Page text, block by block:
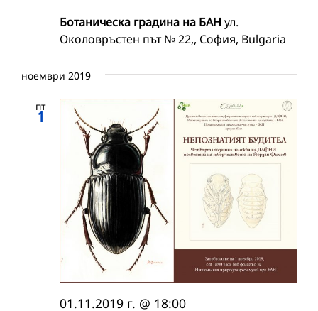
Ботаническа градина на БАН ул.
Околовръстен път № 22,, София, Bulgaria
ноември 2019
пт
1
01.11.2019 г. @ 18:00